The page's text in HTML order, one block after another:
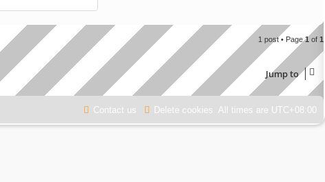
1 post • Page1 of 1
Jump to
All times are UTC+08:00
Delete cookies
Contact us